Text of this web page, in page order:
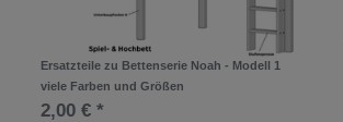
Ersatzteile zu Bettenserie Noah - Modell 1
viele Farben und Größen
2,00 € *